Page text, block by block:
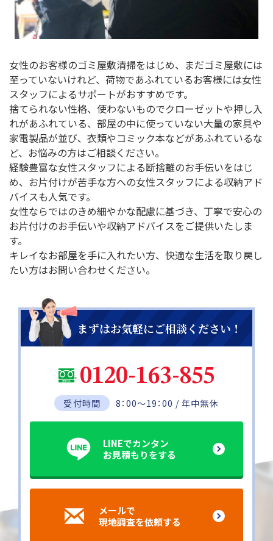
女性のお客様のゴミ屋敷清掃をはじめ、まだゴミ屋敷には
至っていないけれど、荷物であふれているお客様には女性
スタッフによるサポートがおすすめです。
捨てられない性格、使わないものでクローゼットや押し入
れがあふれている、部屋の中に使っていない大量の家具や
家電製品が並び、衣類やコミック本などがあふれているな
ど、お悩みの方はご相談ください。
経験豊富な女性スタッフによる断捨離のお手伝いをはじ
め、お片付けが苦手な方への女性スタッフによる収納アド
バイスも人気です。
女性ならではのきめ細やかな配慮に基づき、丁寧で安心の
お片付けのお手伝いや収納アドバイスをご提供いたしま
す。
キレイなお部屋を手に入れたい方、快適な生活を取り戻し
たい方はお問い合わせください。
まずはお気軽にご相談ください！
0120-163-855
受付時間 8：00～19：00 / 年中無休
LINEでカンタン
お見積もりをする
メールで
現地調査を依頼する